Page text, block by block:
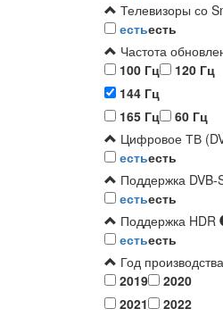
Телевизоры со
естьесть
Частота
100 Гц
120 Гц
144 Гц
165 Гц
60 Гц
Цифровое ТВ
естьесть
Поддержка DVB-
естьесть
Поддержка HDR
естьесть
Год производства
2019
2020
2021
2022